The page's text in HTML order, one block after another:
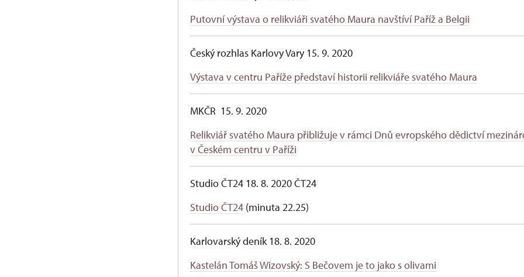
Putovní výstava o relikviáři svatého Maura navštíví Paříž a Belgii
Český rozhlas Karlovy Vary 15. 9. 2020
Výstava v centru Paříže představí historii relikviáře svatého Maura
MKČR 15. 9. 2020
Relikviář svatého Maura přibližuje v rámci Dnů evropského dědictví
v Českém centru v Paříži
Studio ČT24 18. 8. 2020 ČT24
Studio ČT24 (minuta 22.25)
Karlovarský deník 18. 8. 2020
Kastelán Tomáš Wizovský: S Bečovem je to jako s olivami